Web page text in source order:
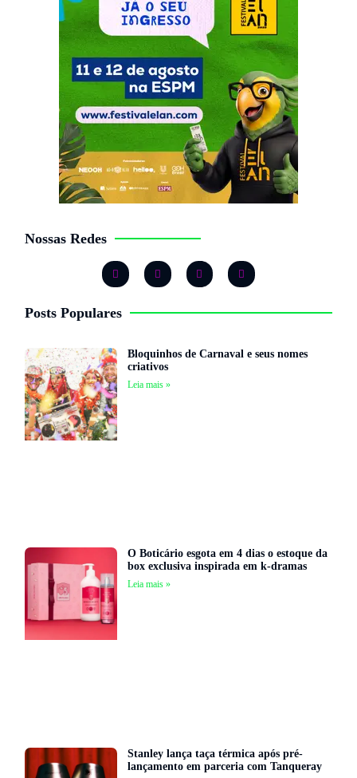
Nossas Redes
Posts Populares
Bloquinhos de Carnaval e seus nomes
criativos
Leia mais »
O Boticário esgota em 4 dias o estoque da
box exclusiva inspirada em k-dramas
Leia mais »
Stanley lança taça térmica após pré-
lançamento em parceria com Tanqueray